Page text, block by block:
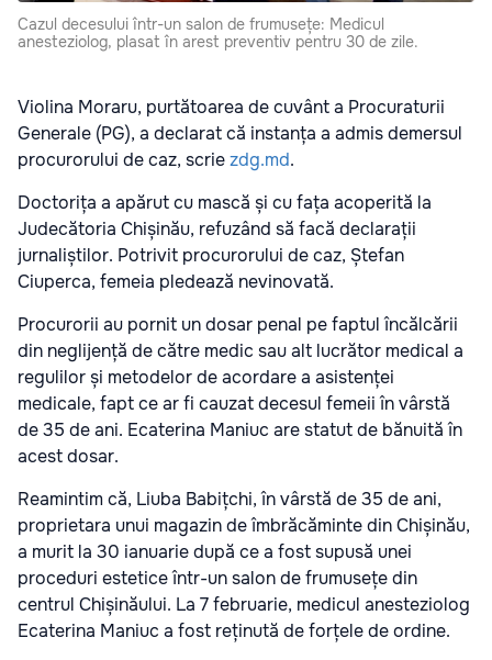
Cazul decesului într-un salon de frumusețe: Medicul
anesteziolog, plasat în arest preventiv pentru 30 de zile.
Violina Moraru, purtătoarea de cuvânt a Procuraturii
Generale (PG), a declarat că instanța a admis demersul
procurorului de caz, scriezdg.md.
Doctorița a apărut cu mască și cu fața acoperită la
Judecătoria Chișinău, refuzând să facă declarații
jurnaliștilor. Potrivit procurorului de caz, Ștefan
Ciuperca, femeia pledează nevinovată.
Procurorii au pornit un dosar penal pe faptul încălcării
din neglijență de către medic sau alt lucrător medical a
regulilor și metodelor de acordare a asistenței
medicale, fapt ce ar fi cauzat decesul femeii în vârstă
de 35 de ani. Ecaterina Maniuc are statut de bănuită în
acest dosar.
Reamintim că, Liuba Babițchi, în vârstă de 35 de ani,
proprietara unui magazin de îmbrăcăminte din Chișinău,
a murit la 30 ianuarie după ce a fost supusă unei
proceduri estetice într-un salon de frumusețe din
centrul Chișinăului. La 7 februarie, medicul anesteziolog
Ecaterina Maniuc a fost reținută de forțele de ordine.